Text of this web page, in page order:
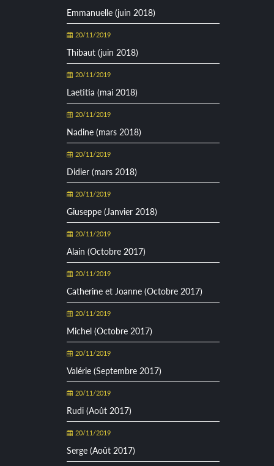
Emmanuelle (juin 2018)
20/11/2019
Thibaut (juin 2018)
20/11/2019
Laetitia (mai 2018)
20/11/2019
Nadine (mars 2018)
20/11/2019
Didier (mars 2018)
20/11/2019
Giuseppe (Janvier 2018)
20/11/2019
Alain (Octobre 2017)
20/11/2019
Catherine et Joanne (Octobre 2017)
20/11/2019
Michel (Octobre 2017)
20/11/2019
Valérie (Septembre 2017)
20/11/2019
Rudi (Août 2017)
20/11/2019
Serge (Août 2017)